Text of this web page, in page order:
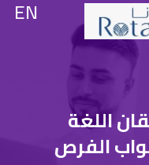
EN
اللغة
الفرص